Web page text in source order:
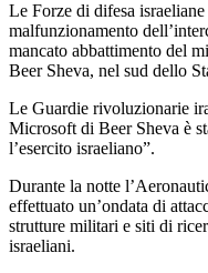
Le Forze di difesa
malfunzionamento
mancato abbattimento del
Beer Sheva, nel sud dello
Le Guardie rivoluzionarie
Microsoft di Beer Sheva è
l’esercito israeliano”.
Durante la notte
effettuato un’ondata di
strutture militari e siti di
israeliani.